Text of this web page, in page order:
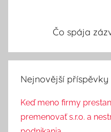
Čo spája
Nejnovější příspěvky
Keď meno firmy
premenovať s.r.o. a